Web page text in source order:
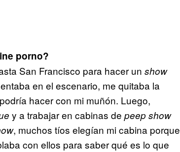
porno?
San Francisco para hacer un show
en el escenario, me quitaba la
hacer con mi muñón. Luego,
y a trabajar en cabinas de peep show
, muchos tíos elegían mi cabina porque
con ellos para saber qué es lo que